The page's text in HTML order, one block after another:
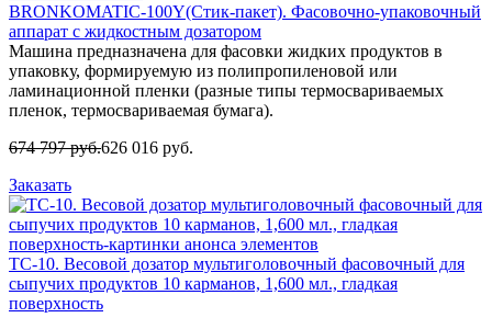
BRONKOMATIC-100Y(Стик-пакет). Фасовочно-упаковочный
аппарат с жидкостным дозатором
Машина предназначена для фасовки жидких продуктов в
упаковку, формируемую из полипропиленовой или
ламинационной пленки (разные типы термосвариваемых
пленок, термосвариваемая бумага).
674 797 руб.626 016 руб.
Заказать
TC-10. Весовой дозатор мультиголовочный фасовочный для
сыпучих продуктов 10 карманов, 1,600 мл., гладкая
поверхность